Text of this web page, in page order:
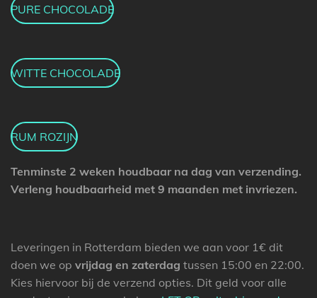
PURE CHOCOLADE
WITTE CHOCOLADE
RUM ROZIJN
Tenminste 2 weken houdbaar na dag van verzending.
Verleng houdbaarheid met 9 maanden met invriezen.
Leveringen in Rotterdam bieden we aan voor 1€ dit
doen we op vrijdag en zaterdag tussen 15:00 en 22:00.
Kies hiervoor bij de verzend opties. Dit geld voor alle